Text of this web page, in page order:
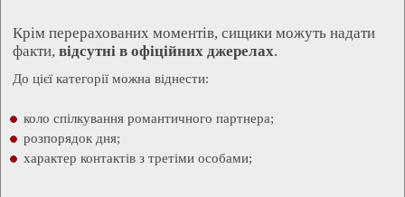
Крім перерахованих моментів, сищики можуть надати
факти, відсутні в офіційних джерелах.
До цієї категорії можна віднести:
коло спілкування романтичного партнера;
розпорядок дня;
характер контактів з третіми особами;